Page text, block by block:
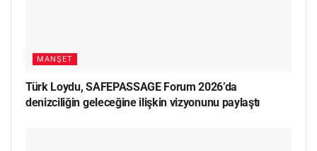
MANŞET
Türk Loydu, SAFEPASSAGE Forum 2026’da
denizciliğin geleceğine ilişkin vizyonunu paylaştı